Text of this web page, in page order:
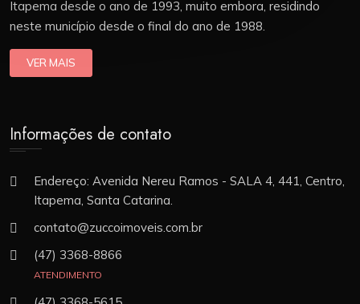
Itapema desde o ano de 1993, muito embora, residindo
neste município desde o final do ano de 1988.
VER MAIS
Informações de contato
Endereço: Avenida Nereu Ramos - SALA 4, 441, Centro,
Itapema, Santa Catarina.
contato@zuccoimoveis.com.br
(47) 3368-8866
ATENDIMENTO